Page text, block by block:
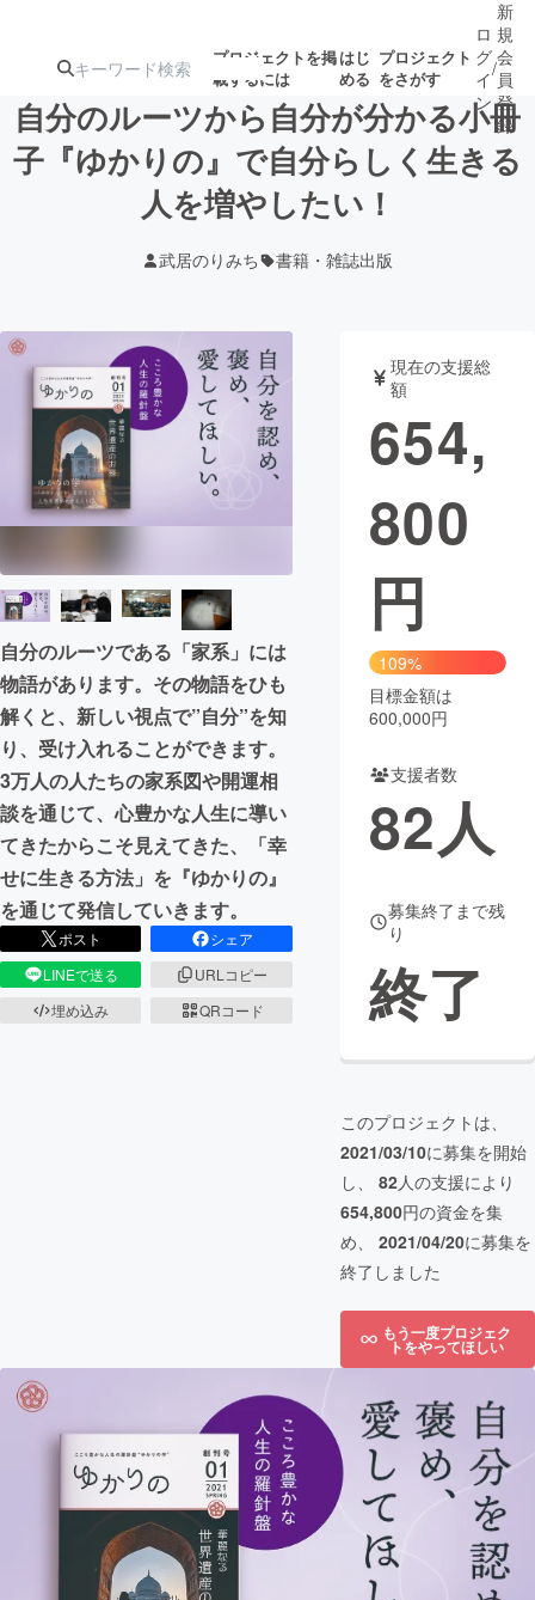
プロジェクトを掲
載するには
はじ
める
プロジェクト
をさがす
注目のリ 注目の新着プロ
ジェクト
募集終了が近いプ
テクノロジー・ガジェット
映像・映画 書籍・雑誌
ビジネス・起業 チャレンジ
まちづくり・地域活性化
CAMPFIRE for Social Good
CAMPFIRE Creation
CAMPFIREふるさと納税machi-ya コミュニティ
ロ
グ
イ
ン
/
新
規
会
員
登
録
自分のルーツから自分が分かる小冊
子『ゆかりの』で自分らしく生きる
人を増やしたい！
武居のりみち 書籍・雑誌出版
自分のルーツである「家系」には
物語があります。その物語をひも
解くと、新しい視点で”自分”を知
り、受け入れることができます。
3万人の人たちの家系図や開運相
談を通じて、心豊かな人生に導い
てきたからこそ見えてきた、「幸
せに生きる方法」を『ゆかりの』
を通じて発信していきます。
ポスト
シェア
LINEで送る
URLコピー
埋め込み
QRコード
現在の支援総
額
654,
800
円
109%
目標金額は
600,000円
支援者数
82人
募集終了まで残
り
終了
このプロジェクトは、
2021/03/10に募集を開始
し、 82人の支援により
654,800円の資金を集
め、 2021/04/20に募集を
終了しました
もう一度プロジェク
トをやってほしい